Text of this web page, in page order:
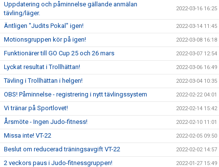
Uppdatering och påminnelse gällande anmälan
tävling/läger.
2022-03-16 16:25
Äntligen "Judits Pokal" igen! 2022-03-14 11:45
Motionsgruppen kör på igen! 2022-03-08 16:18
Funktionärer till GO Cup 25 och 26 mars 2022-03-07 12:54
Lyckat resultat i Trollhättan! 2022-03-06 16:49
Tävling i Trollhättan i helgen! 2022-03-04 10:35
OBS! Påminnelse - registrering i nytt tävlingssystem 2022-02-22 04:01
Vi tränar på Sportlovet! 2022-02-14 15:42
Årsmöte - Ingen Judo-fitness! 2022-02-10 11:01
Missa inte! VT-22 2022-02-05 09:50
Beslut om reducerad träningsavgift VT-22 2022-02-02 14:57
2 veckors paus i Judo-fitnessgruppen! 2022-01-27 15:49